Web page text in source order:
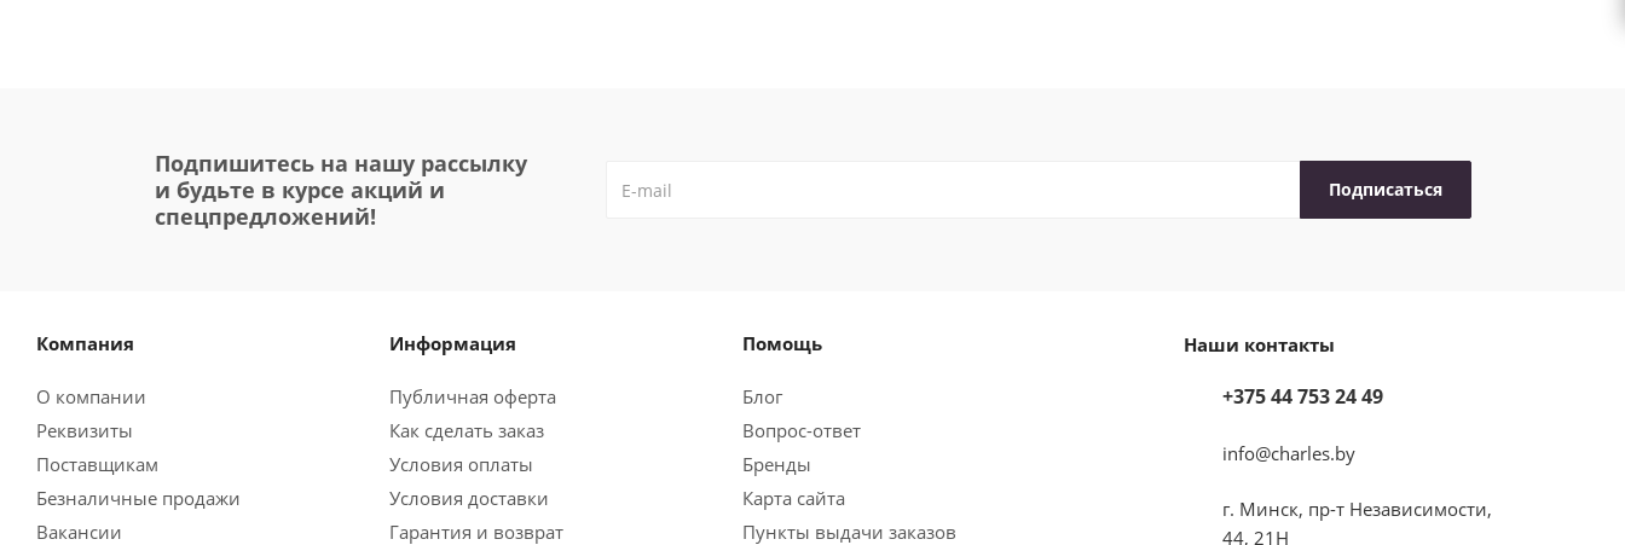
Подпишитесь на нашу рассылку
и будьте в курсе акций и
спецпредложений!
Компания
О компании
Реквизиты
Поставщикам
Безналичные продажи
Вакансии
Информация
Публичная оферта
Как сделать заказ
Условия оплаты
Условия доставки
Гарантия и возврат
Помощь
Блог
Вопрос-ответ
Бренды
Карта сайта
Пункты выдачи заказов
Наши контакты
+375 44 753 24 49
info@charles.by
г. Минск, пр-т Независимости,
44, 21Н